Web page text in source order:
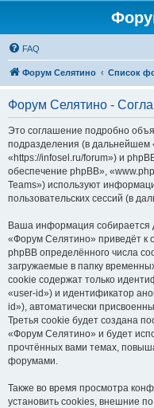
FAQ
Форум Селятино Список
Форум Селятино -
Это соглашение подробно
подразделения (в
«https://infosel.ru/forum») и
обеспечение phpBB»,
Teams») используют
пользовательских сессий (в
Ваша информация собирается
«Форум Селятино» приведёт к
phpBB определённого числа
загружаемые в папку
cookie содержат только
«user-id») и идентификатор
id»), автоматически
Третья cookie будет создана
«Форум Селятино» и будет
прочтённых вами темах,
форумами.
Также во время просмотра
установить cookies, внешние